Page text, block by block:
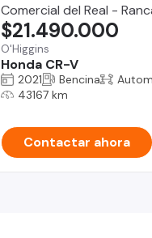
Comercial del Real -
O'Higgins
Honda CR-V
$21.490.000
2021 Bencina
43167 km
Contactar ahora